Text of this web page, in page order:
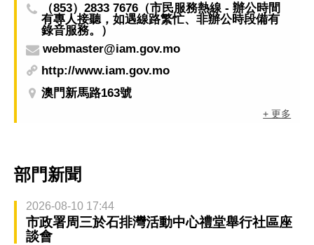
（853）2833 7676（市民服務熱線 - 辦公時間
有專人接聽，如遇線路繁忙、非辦公時段備有
錄音服務。）
webmaster@iam.gov.mo
http://www.iam.gov.mo
澳門新馬路163號
+ 更多
部門新聞
2026-08-10 17:44
市政署周三於石排灣活動中心禮堂舉行社區座
談會